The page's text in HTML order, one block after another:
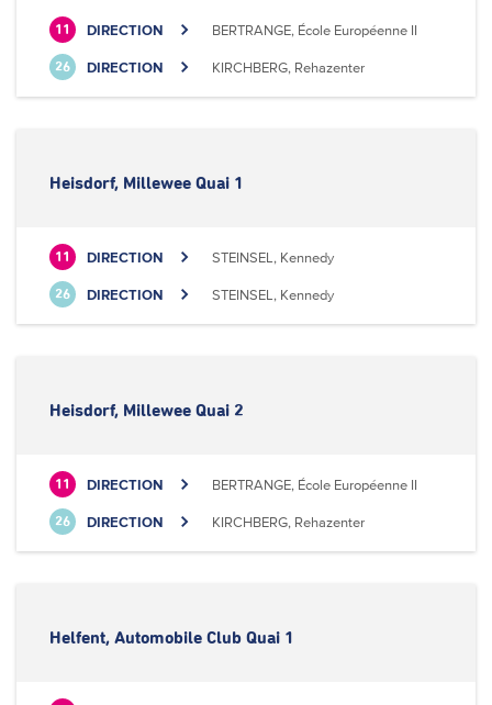
11 DIRECTION BERTRANGE, École Européenne II
26 DIRECTION KIRCHBERG, Rehazenter
Heisdorf, Millewee Quai 1
11 DIRECTION STEINSEL, Kennedy
26 DIRECTION STEINSEL, Kennedy
Heisdorf, Millewee Quai 2
11 DIRECTION BERTRANGE, École Européenne II
26 DIRECTION KIRCHBERG, Rehazenter
Helfent, Automobile Club Quai 1